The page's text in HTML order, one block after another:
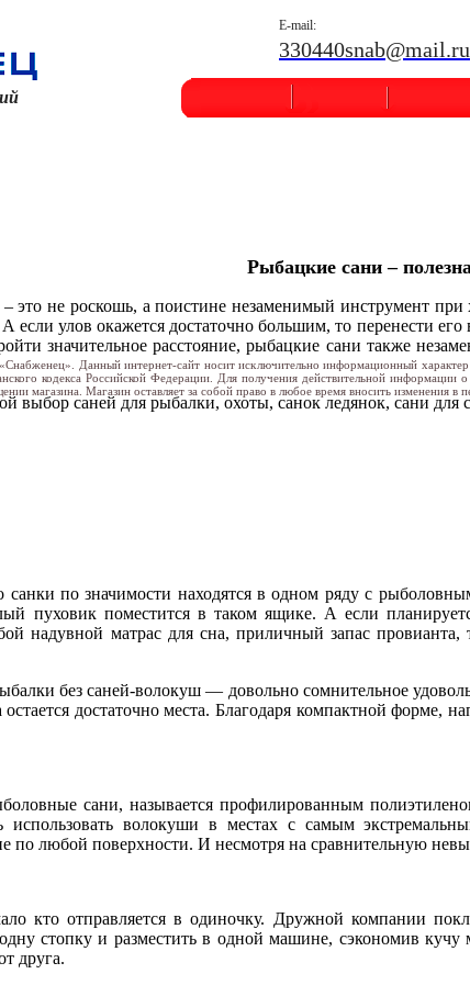
E-mail:
330440snab@mail.ru
Рыбацкие сани –
не роскошь, а поистине незаменимый инструмент при
если улов окажется достаточно большим, то перенести
значительное расстояние, рыбацкие сани также
выбор саней для рыбалки, охоты, санок ледянок, сани для
санки по значимости находятся в одном ряду с
пуховик поместится в таком ящике. А если
надувной матрас для сна, приличный запас
без саней-волокуш — довольно сомнительное
достаточно места. Благодаря компактной
сани, называется профилированным
использовать волокуши в местах с самым
по любой поверхности. И несмотря на сравнительную
кто отправляется в одиночку. Дружной компании
стопку и разместить в одной машине, сэкономив
друга.
Данный интернет-сайт носит исключительно информационный
кодекса Российской Федерации. Для получения действительной информации
магазина. Магазин оставляет за собой право в любое время вносить изменения в